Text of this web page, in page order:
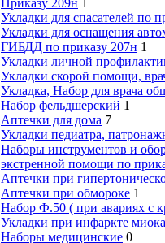
Приказу 209н 1
Укладки для спасателей по
Укладки для оснащения
ГИБДД по приказу 207н 1
Укладки личной
Укладки скорой помощи,
Укладка, Набор для врача
Набор фельдшерский 1
Аптечки для дома 7
Укладки педиатра,
Наборы инструментов и
экстренной помощи по
Аптечки при
Аптечки при обмороке 1
Набор Ф.50 ( при авариях с
Укладки при инфаркте
Наборы медицинские 0